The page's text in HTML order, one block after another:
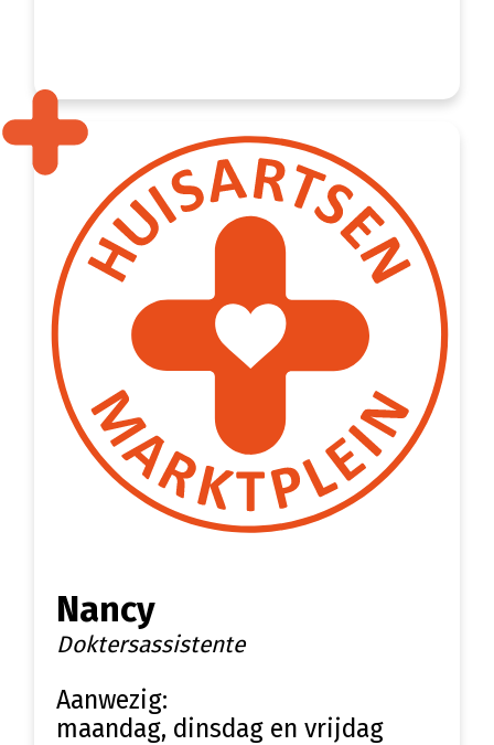
Nancy
Doktersassistente
Aanwezig:
maandag, dinsdag en vrijdag